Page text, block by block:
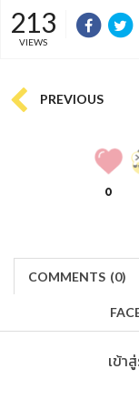
213
VIEWS
PREVIOUS
0
COMMENTS (0)
เข้า